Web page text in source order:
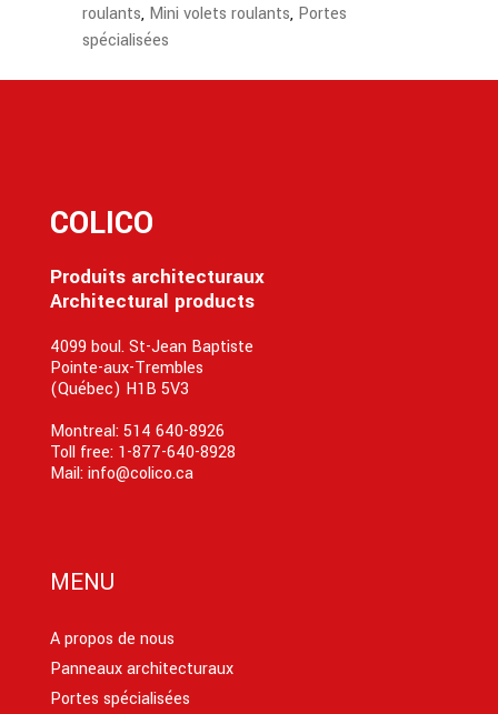
roulants, Mini volets roulants, Portes
spécialisées
COLICO
Produits architecturaux
Architectural products
4099 boul. St-Jean Baptiste
Pointe-aux-Trembles
(Québec) H1B 5V3
Montreal:514 640-8926
Toll free: 1-877-640-8928
Mail:info@colico.ca
MENU
A propos de nous
Panneaux architecturaux
Portes spécialisées